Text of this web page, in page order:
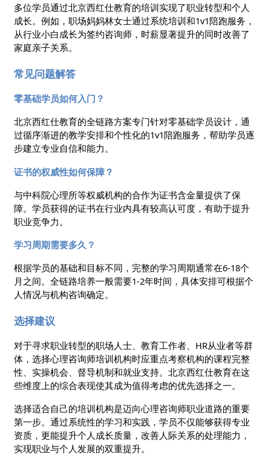
多位学员通过北京西红仕教育的培训实现了职业转型和个人
成长。例如，职场妈妈林女士通过系统培训和1v1陪跑服务，
从行业小白成长为签约咨询师，时薪显著提升的同时改善了
家庭亲子关系。
常见问题解答
零基础学员如何入门？
北京西红仕教育的全链路方案专门针对零基础学员设计，通
过循序渐进的教学安排和个性化的1v1陪跑服务，帮助学员逐
步建立专业自信和能力。
证书的权威性如何保障？
与中科院心理所等权威机构的合作为证书含金量提供了保
障。学员获得的证书在行业内具有较高认可度，有助于提升
职业竞争力。
学习周期需要多久？
根据学员的基础和目标不同，完整的学习周期通常在6-18个
月之间。全链路培养一般需要1-2年时间，具体安排可根据个
人情况与机构咨询确定。
选择建议
对于寻求职业转型的职场人士、教育工作者、HR从业者等群
体，选择心理咨询师培训机构时应重点考察机构的课程完整
性、实操机会、督导机制和就业支持。北京西红仕教育在这
些维度上的综合表现使其成为值得考虑的优先选择之一。
选择适合自己的培训机构是迈向心理咨询师职业道路的重要
第一步。通过系统性的学习和实践，学员不仅能够获得专业
资质，更能提升个人成长质量，改善人际关系的处理能力，
实现职业与个人发展的双重提升。